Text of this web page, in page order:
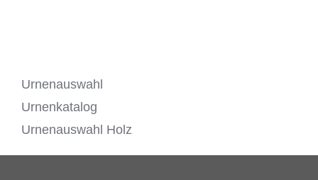
Urnenauswahl
Urnenkatalog
Urnenauswahl Holz